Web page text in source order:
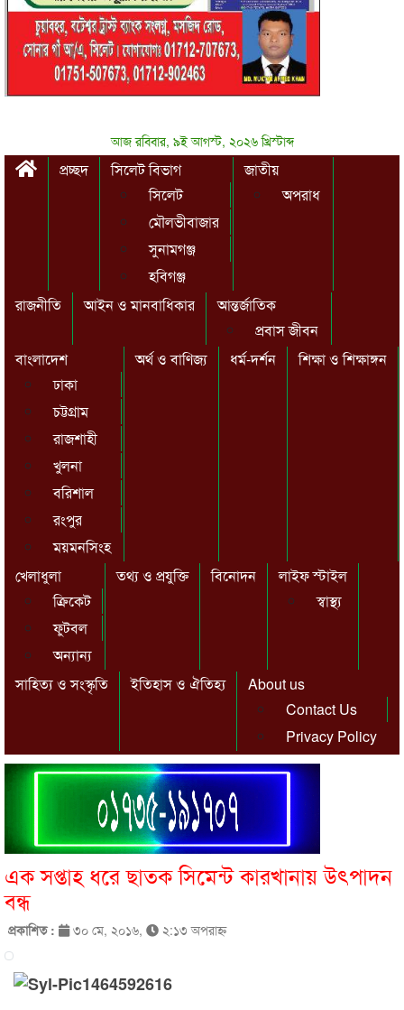
আজ রবিবার, ৯ই আগস্ট, ২০২৬ খ্রিস্টাব্দ
প্রচ্ছদ
সিলেট বিভাগ
সিলেট
মৌলভীবাজার
সুনামগঞ্জ
হবিগঞ্জ
জাতীয়
অপরাধ
রাজনীতি আইন ও মানবাধিকার
আন্তর্জাতিক
প্রবাস জীবন
বাংলাদেশ
ঢাকা
চট্টগ্রাম
রাজশাহী
খুলনা
বরিশাল
রংপুর
ময়মনসিংহ
অর্থ ও বাণিজ্য ধর্ম-দর্শন শিক্ষা ও শিক্ষাঙ্গন
খেলাধুলা
ক্রিকেট
ফুটবল
অন্যান্য
তথ্য ও প্রযুক্তি বিনোদন
লাইফ স্টাইল
স্বাস্থ্য
সাহিত্য ও সংস্কৃতি ইতিহাস ও ঐতিহ্য
About us
Contact Us
Privacy Policy
এক সপ্তাহ ধরে ছাতক সিমেন্ট কারখানায় উৎপাদন
বন্ধ
প্রকাশিত : ৩০ মে, ২০১৬, ২:১৩ অপরাহ্ণ